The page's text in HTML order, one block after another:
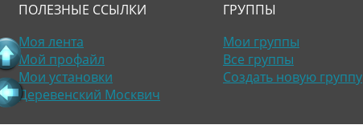
ПОЛЕЗНЫЕ ССЫЛКИ
Моя лента
Мой профайл
Мои установки
Деревенский Москвич
ГРУППЫ
Мои группы
Все группы
Создать новую группу